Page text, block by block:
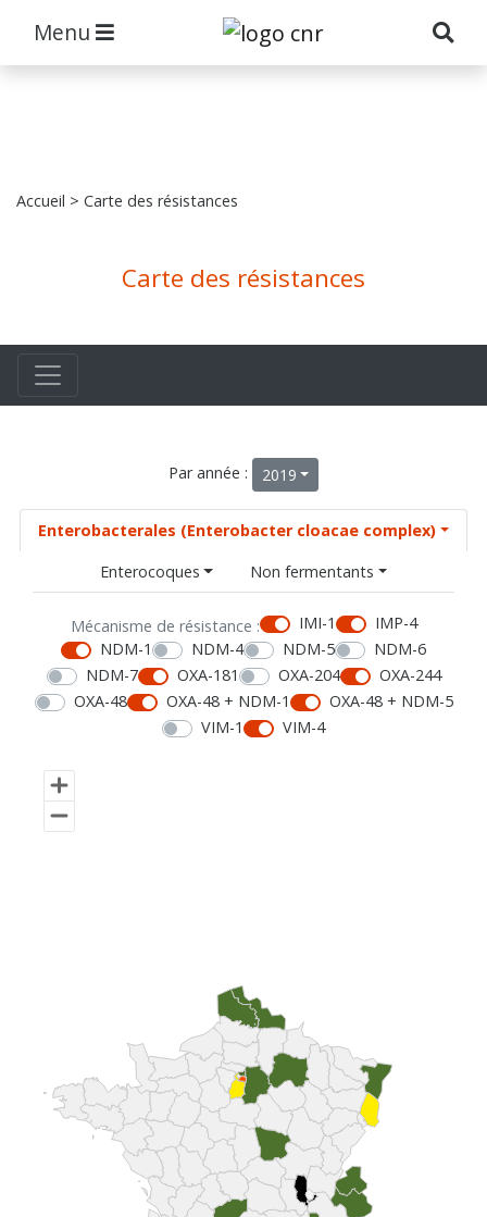
Menu
Accueil > Carte des résistances
Carte des résistances
Par année : 2019
Enterobacterales (Enterobacter cloacae complex)
Enterocoques
Non fermentants
Mécanisme de résistance : IMI-1
IMP-4
NDM-1
NDM-4 NDM-5
NDM-6
NDM-7
OXA-181 OXA-204
OXA-244
OXA-48
OXA-48 + NDM-1
OXA-48 + NDM-5
VIM-1
VIM-4